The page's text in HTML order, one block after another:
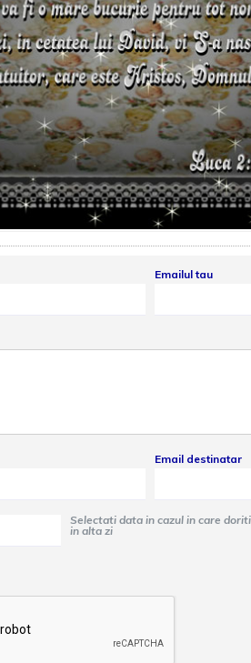
Emailul tau
Email destinatar
Selectati data in cazul in care doriti ca felicitarea sa fie trimisa
in alta zi